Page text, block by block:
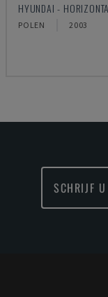
HYUNDAI -
POLEN 2003
SCHRIJF